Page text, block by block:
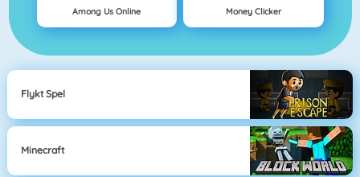
Among Us Online Money Clicker
Flykt Spel
Minecraft